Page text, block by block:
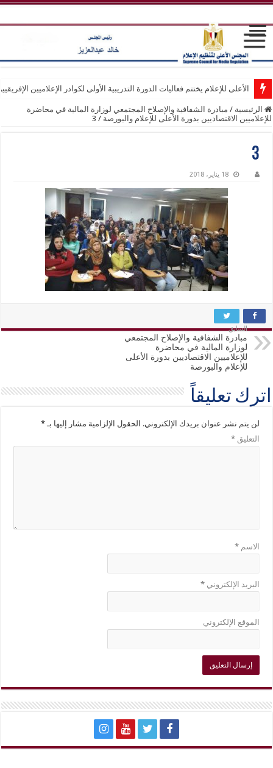
الأعلى للإعلام يختتم فعاليات الدورة التدريبية الأولى لكوادر الإعلاميين
الرئيسية / مبادرة الشفافية والإصلاح المجتمعي لوزارة المالية في محاضرة
للإعلاميين الاقتصاديين بدورة الأعلى للإعلام والبورصة /
3
3
18 يناير، 2018
السابق
مبادرة الشفافية والإصلاح المجتمعي
لوزارة المالية في محاضرة
للإعلاميين الاقتصاديين بدورة الأعلى
للإعلام والبورصة
اترك تعليقاً
لن يتم نشر عنوان بريدك الإلكتروني. الحقول الإلزامية مشار إليها بـ*
التعليق*
الاسم*
البريد الإلكتروني*
الموقع الإلكتروني